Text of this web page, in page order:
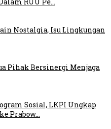
Nostalgia, Isu Lingkungan
Pihak Bersinergi Menjaga
Sosial, LKPI Ungkap
Prabow…